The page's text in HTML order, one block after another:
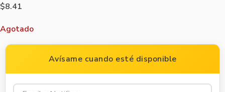
$8.41
Agotado
Avísame cuando esté disponible